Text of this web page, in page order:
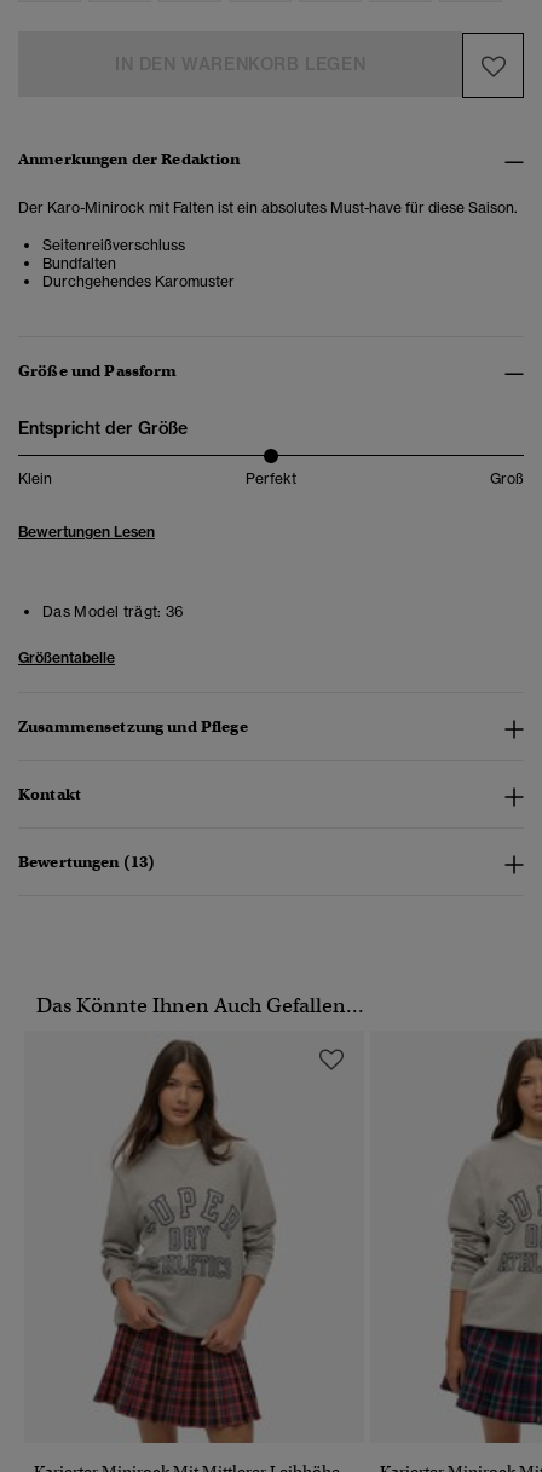
Anmerkungen der Redaktion
Der Karo-Minirock mit Falten ist ein absolutes Must-have für diese Saison.
Seitenreißverschluss
Bundfalten
Durchgehendes Karomuster
Größe und Passform
Entspricht der Größe
Klein Perfekt Groß
Bewertungen Lesen
Das Model trägt: 36
Größentabelle
Zusammensetzung und Pflege
Kontakt
Bewertungen (13)
Das Könnte Ihnen Auch Gefallen...